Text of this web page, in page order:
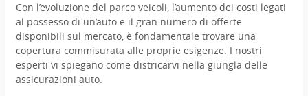
Con l’evoluzione del parco veicoli, l’aumento dei costi legati
al possesso di un’auto e il gran numero di offerte
disponibili sul mercato, è fondamentale trovare una
copertura commisurata alle proprie esigenze. I nostri
esperti vi spiegano come districarvi nella giungla delle
assicurazioni auto.